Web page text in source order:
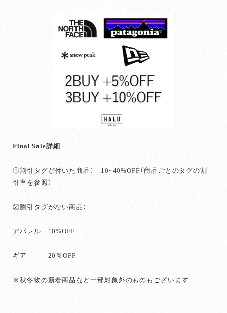
Final Sale詳細
①割引タグが付いた商品： 10~40%OFF（商品ごとのタグの割
引率を参照）
②割引タグがない商品：
アパレル 10%OFF
ギア 20％OFF
※秋冬物の新着商品など一部対象外のものもございます